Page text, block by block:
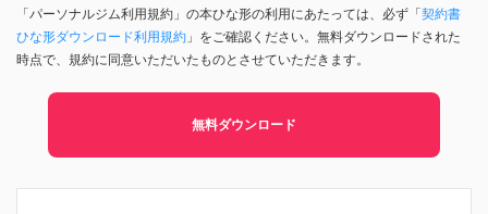
「パーソナルジム利用規約」の本ひな形の利用にあたっては、必ず「契約書
ひな形ダウンロード利用規約 」をご確認ください。無料ダウンロードされた
時点で、規約に同意いただいたものとさせていただきます。
無料ダウンロード